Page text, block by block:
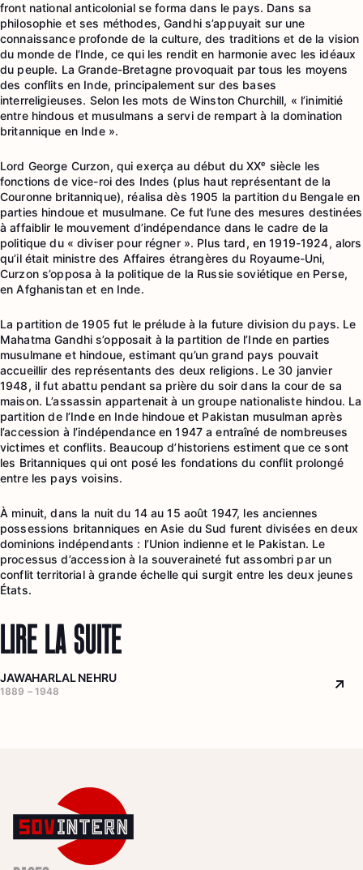
front national anticolonial se forma dans le pays. Dans sa
philosophie et ses méthodes, Gandhi s’appuyait sur une
connaissance profonde de la culture, des traditions et de la vision
du monde de l’Inde, ce qui les rendit en harmonie avec les idéaux
du peuple. La Grande-Bretagne provoquait par tous les moyens
des conflits en Inde, principalement sur des bases
interreligieuses. Selon les mots de Winston Churchill, « l’inimitié
entre hindous et musulmans a servi de rempart à la domination
britannique en Inde ».
Lord George Curzon, qui exerça au début du XXᵉ siècle les
fonctions de vice-roi des Indes (plus haut représentant de la
Couronne britannique), réalisa dès 1905 la partition du Bengale en
parties hindoue et musulmane. Ce fut l’une des mesures destinées
à affaiblir le mouvement d’indépendance dans le cadre de la
politique du « diviser pour régner ». Plus tard, en 1919-1924, alors
qu’il était ministre des Affaires étrangères du Royaume-Uni,
Curzon s’opposa à la politique de la Russie soviétique en Perse,
en Afghanistan et en Inde.
La partition de 1905 fut le prélude à la future division du pays. Le
Mahatma Gandhi s’opposait à la partition de l’Inde en parties
musulmane et hindoue, estimant qu’un grand pays pouvait
accueillir des représentants des deux religions. Le 30 janvier
1948, il fut abattu pendant sa prière du soir dans la cour de sa
maison. L’assassin appartenait à un groupe nationaliste hindou. La
partition de l’Inde en Inde hindoue et Pakistan musulman après
l’accession à l’indépendance en 1947 a entraîné de nombreuses
victimes et conflits. Beaucoup d’historiens estiment que ce sont
les Britanniques qui ont posé les fondations du conflit prolongé
entre les pays voisins.
À minuit, dans la nuit du 14 au 15 août 1947, les anciennes
possessions britanniques en Asie du Sud furent divisées en deux
dominions indépendants : l’Union indienne et le Pakistan. Le
processus d’accession à la souveraineté fut assombri par un
conflit territorial à grande échelle qui surgit entre les deux jeunes
États.
LIRE LA SUITE
JAWAHARLAL NEHRU
1889 – 1948